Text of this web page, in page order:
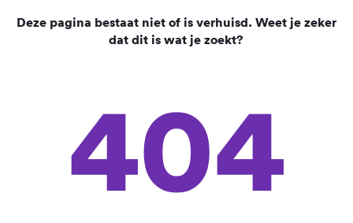
Deze pagina bestaat niet of is verhuisd. Weet je zeker
dat dit is wat je zoekt?
404